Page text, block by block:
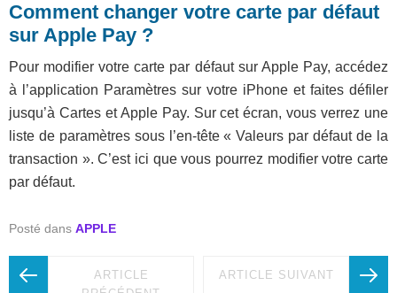
Comment changer votre carte par défaut
sur Apple Pay ?
Pour modifier votre carte par défaut sur Apple Pay, accédez
à l’application Paramètres sur votre iPhone et faites défiler
jusqu’à Cartes et Apple Pay. Sur cet écran, vous verrez une
liste de paramètres sous l’en-tête « Valeurs par défaut de la
transaction ». C’est ici que vous pourrez modifier votre carte
par défaut.
Posté dans APPLE
ARTICLE
ARTICLE SUIVANT